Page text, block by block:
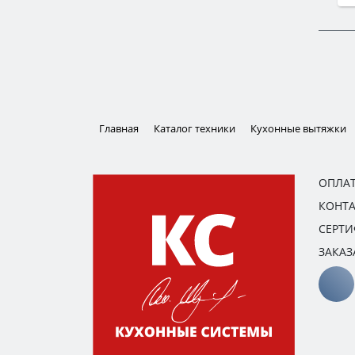
Главная Каталог техники Кухонные вытяжки